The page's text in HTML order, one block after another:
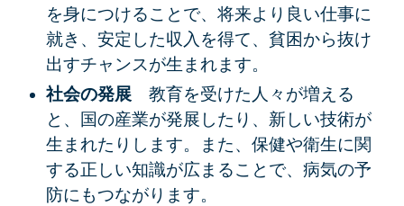
を身につけることで、将来より良い仕事に
就き、安定した収入を得て、貧困から抜け
出すチャンスが生まれます。
社会の発展 教育を受けた人々が増える
と、国の産業が発展したり、新しい技術が
生まれたりします。また、保健や衛生に関
する正しい知識が広まることで、病気の予
防にもつながります。